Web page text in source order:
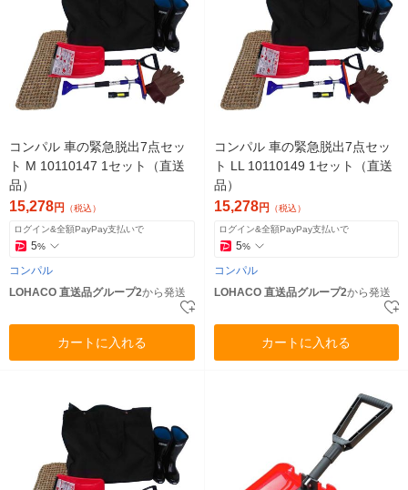
コンパル 車の緊急脱出7点セッ
ト M 10110147 1セット（直送
品）
15,278円 （税込）
ログイン&全額PayPay支払いで
5%
コンパル
LOHACO 直送品グループ2から発送
カートに入れる
コンパル 車の緊急脱出7点セッ
ト LL 10110149 1セット（直送
品）
15,278円 （税込）
ログイン&全額PayPay支払いで
5%
コンパル
LOHACO 直送品グループ2から発送
カートに入れる